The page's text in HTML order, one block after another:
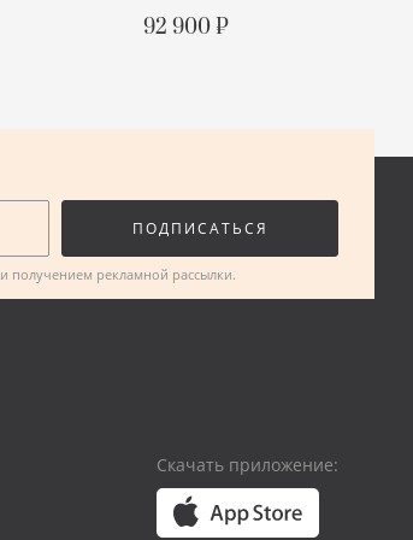
92 900 ₽
ПОДПИСАТЬСЯ
и получением рекламной рассылки.
Скачать приложение: